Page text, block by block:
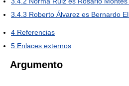
3.4.3 Roberto Álvarez es Bernardo
4 Referencias
5 Enlaces externos
Argumento